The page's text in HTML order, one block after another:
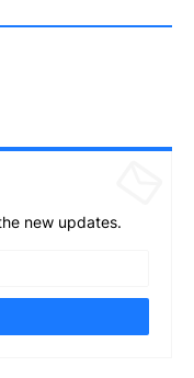
new updates.